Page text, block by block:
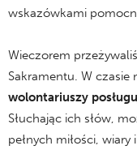
wskazówkami
Wieczorem
Sakramentu. W
wolontariuszy
Słuchając ich słów,
pełnych miłości,